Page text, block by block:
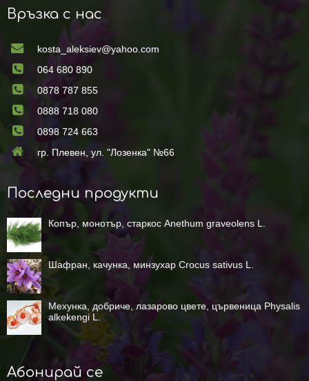
Връзка с нас
kosta_aleksiev@yahoo.com
064 680 890
0878 787 855
0888 718 080
0898 724 663
гр. Плевен, ул. "Лозенка" №66
Последни продукти
Копър, монотър, старкос Anethum graveolens L.
Шафран, качунка, минзухар Crocus sativus L.
Мехунка, добриче, лазарово цвете, цървеница Physalis
alkekengi L.
Абонирай се